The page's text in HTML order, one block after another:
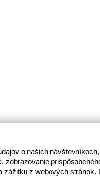
o našich
zobrazovanie
zážitku z webových stránok.